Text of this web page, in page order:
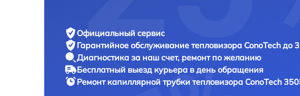
Официальный сервис
Гарантийное обслуживание тепловизора ConoTech до
Диагностика за наш счет, ремонт по желанию
Бесплатный выезд курьера в день обращения
Ремонт капиллярной трубки тепловизора ConoTech